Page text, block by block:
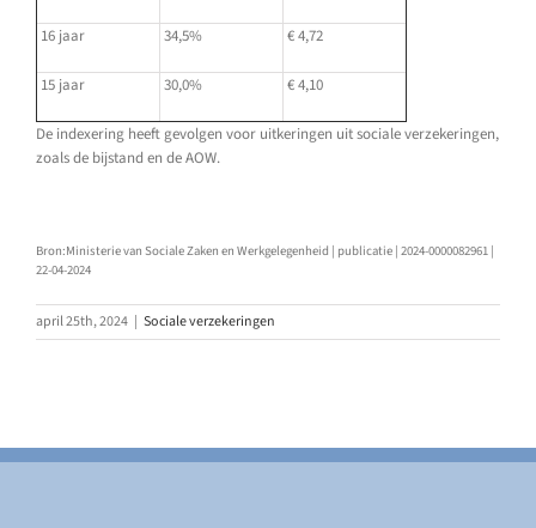
16 jaar 34,5% € 4,72
15 jaar 30,0% € 4,10
De indexering heeft gevolgen voor uitkeringen uit sociale verzekeringen,
zoals de bijstand en de AOW.
Bron:Ministerie van Sociale Zaken en Werkgelegenheid | publicatie | 2024-0000082961 |
22-04-2024
april 25th, 2024 | Sociale verzekeringen